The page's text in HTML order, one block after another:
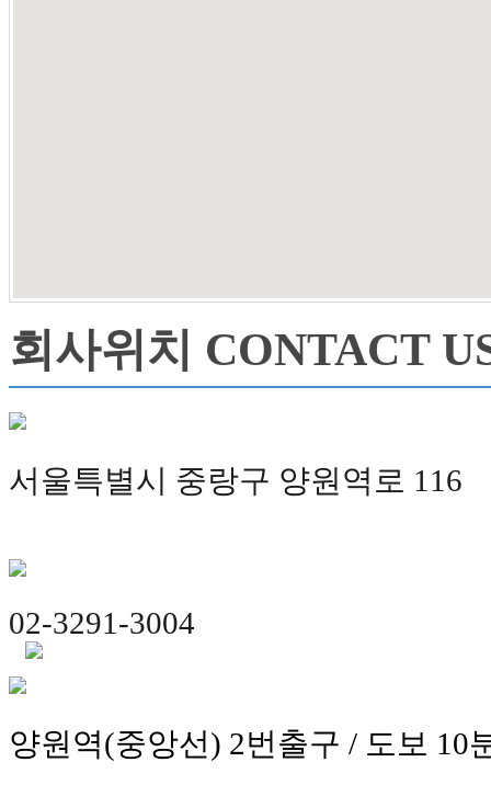
회사위치 CONTACT
서울특별시 중랑구 양원역로 116
02-3291-3004
양원역(중앙선) 2번출구 / 도보 10